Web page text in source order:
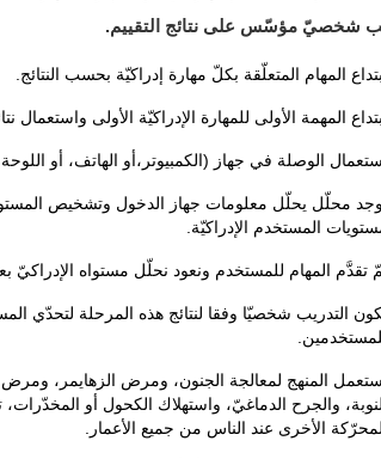
شخصيّ مؤسّس على نتائج التقييم.
المهام المتعلّقة بكلّ مهارة إدراكيّة بحسب النتائج.
المهمة الأولى للمهارة الإدراكيّة الأولى واستعمال
الوصلة في جهاز (الكمبيوتر،أو الهاتف، أو
محلّل يحلّل معلومات جهاز الدخول وتشخيص
المستخدم الإدراكيّة.
تقدَّم المهام للمستخدم ونعود نحلّل مستواه الإدراكيّ بعد
التدريب شخصيّا وفقا لنتائج هذه المرحلة لتحدّي
المنهج لمعالجة الجنون، ومرض الزهايمر، ومرض
والجرح الدماغيّ، واستهلاك الكحول أو
الأخرى عند الناس من جميع الأعمار.